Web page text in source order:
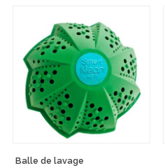
Balle de lavage